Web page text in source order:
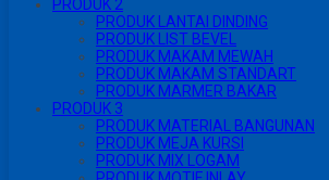
PRODUK 2
PRODUK LANTAI DINDING
PRODUK LIST BEVEL
PRODUK MAKAM MEWAH
PRODUK MAKAM STANDART
PRODUK MARMER BAKAR
PRODUK 3
PRODUK MATERIAL BANGUNAN
PRODUK MEJA KURSI
PRODUK MIX LOGAM